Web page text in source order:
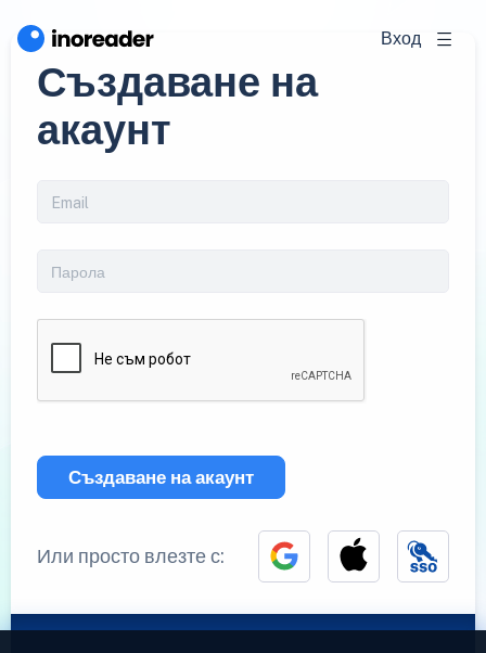
Вход
Създаване на
акаунт
Създаване на акаунт
Или просто влезте с: